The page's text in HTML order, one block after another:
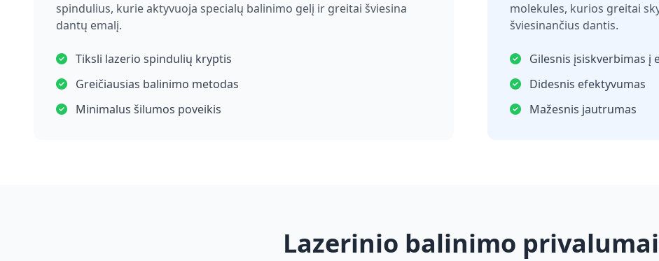
spindulius, kurie aktyvuoja specialų balinimo gelį ir greitai šviesina
dantų emalį.
Tiksli lazerio spindulių kryptis
Greičiausias balinimo metodas
Minimalus šilumos poveikis
molekules, kurios greitai
šviesinančius dantis.
Gilesnis įsiskverbimas į
Didesnis efektyvumas
Mažesnis jautrumas
Lazerinio balinimo privalumai